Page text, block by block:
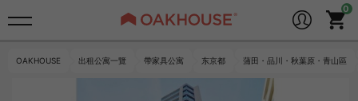
OAKHOUSE 出租公寓一覽 帶家具公寓 东京都 蒲田・品川・秋葉原・青山區